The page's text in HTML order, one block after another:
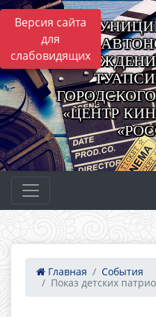
Версия сайта
для
слабовидящих
«ЦЕНТР
Главная
События
Показ детских